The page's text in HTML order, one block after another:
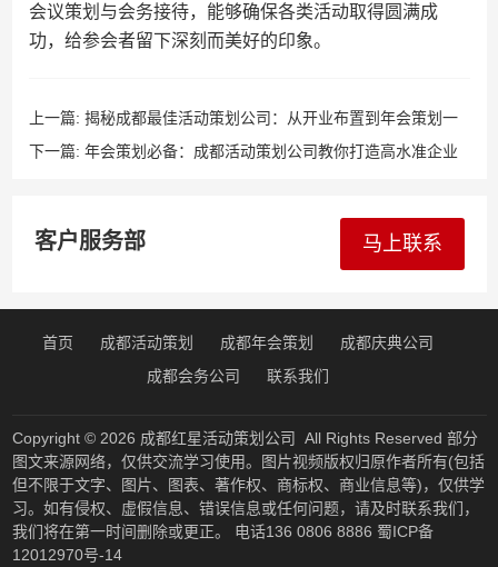
会议策划与会务接待，能够确保各类活动取得圆满成
功，给参会者留下深刻而美好的印象。
上一篇: 揭秘成都最佳活动策划公司：从开业布置到年会策划一
应俱全
下一篇: 年会策划必备：成都活动策划公司教你打造高水准企业
客户服务部 马上联系
首页 成都活动策划 成都年会策划
成都庆典公司
成都会务公司
联系我们
Copyright © 2026 成都红星活动策划公司 All Rights Reserved 部分
图文来源网络，仅供交流学习使用。图片视频版权归原作者所有(包括
但不限于文字、图片、图表、著作权、商标权、商业信息等)，仅供学
习。如有侵权、虚假信息、错误信息或任何问题，请及时联系我们，
我们将在第一时间删除或更正。 电话136 0806 8886 蜀ICP备
12012970号-14